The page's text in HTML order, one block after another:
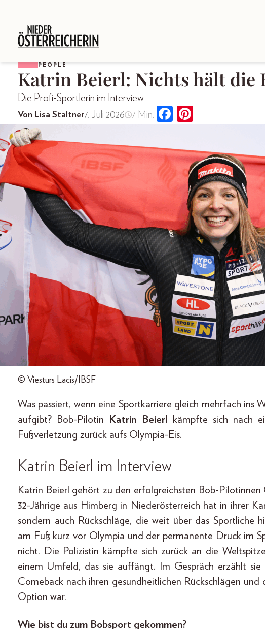
PEOPLE
Katrin Beierl: Nichts hält die
Die Profi-Sportlerin im Interview
Von Lisa Staltner7. Juli 2026 7 Min.
© Viesturs Lacis/IBSF
Was passiert, wenn eine Sportkarriere gleich mehrfach ins
aufgibt? Bob-Pilotin
Katrin Beierl
kämpfte sich nach
Fußverletzung zurück aufs Olympia-Eis.
Katrin Beierl im Interview
Katrin Beierl gehört zu den erfolgreichsten Bob-
32-Jährige aus Himberg in Niederösterreich hat in ihrer
sondern auch Rückschläge, die weit über das Sportliche
am Fuß kurz vor Olympia und der permanente Druck im
nicht. Die Polizistin kämpfte sich zurück an die
einem Umfeld, das sie auffängt. Im Gespräch erzählt
Comeback nach ihren gesundheitlichen Rückschlägen
Option war.
Wie bist du zum Bobsport gekommen?